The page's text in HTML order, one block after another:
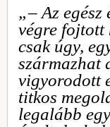
„– Az
végre fojtott
csak úgy,
származhat
vigyorodott
titkos
legalább